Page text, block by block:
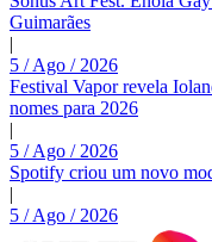
Guimarães
|
5 / Ago / 2026
Festival Vapor revela
nomes para 2026
|
5 / Ago / 2026
Spotify criou um novo
|
5 / Ago / 2026